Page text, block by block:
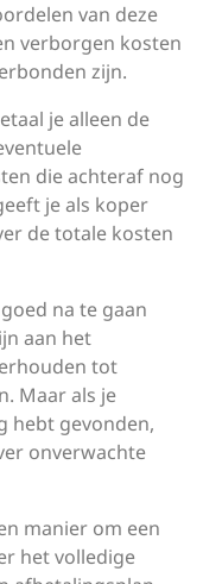
van deze
verborgen kosten
zijn.
je alleen de
die achteraf nog
je als koper
de totale kosten
na te gaan
aan het
tot
Maar als je
hebt gevonden,
onverwachte
manier om een
het volledige